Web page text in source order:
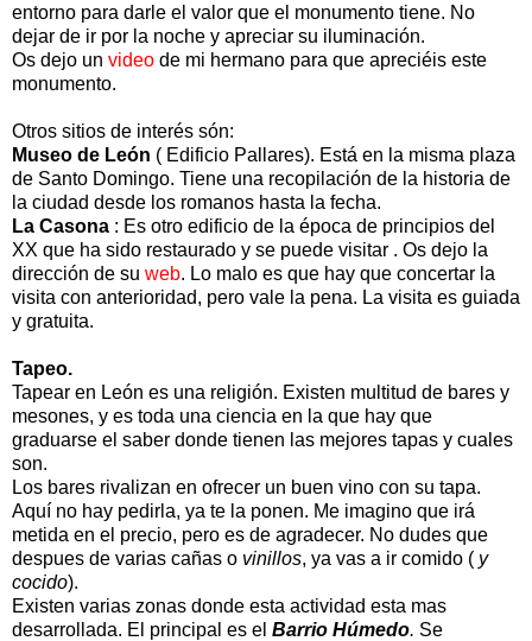
entorno para darle el valor que el monumento tiene. No
dejar de ir por la noche y apreciar su iluminación.
Os dejo un video de mi hermano para que apreciéis este
monumento.
Otros sitios de interés són:
Museo de León ( Edificio Pallares). Está en la misma plaza
de Santo Domingo. Tiene una recopilación de la historia de
la ciudad desde los romanos hasta la fecha.
La Casona : Es otro edificio de la época de principios del
XX que ha sido restaurado y se puede visitar . Os dejo la
dirección de su web. Lo malo es que hay que concertar la
visita con anterioridad, pero vale la pena. La visita es guiada
y gratuita.
Tapeo.
Tapear en León es una religión. Existen multitud de bares y
mesones, y es toda una ciencia en la que hay que
graduarse el saber donde tienen las mejores tapas y cuales
son.
Los bares rivalizan en ofrecer un buen vino con su tapa.
Aquí no hay pedirla, ya te la ponen. Me imagino que irá
metida en el precio, pero es de agradecer. No dudes que
despues de varias cañas o vinillos, ya vas a ir comido ( y
cocido).
Existen varias zonas donde esta actividad esta mas
desarrollada. El principal es el Barrio Húmedo. Se